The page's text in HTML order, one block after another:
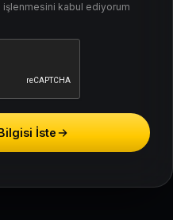
işlenmesini kabul ediyorum
İste